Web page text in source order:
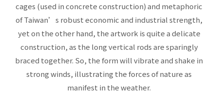
cages (used in concrete construction) and metaphoric
of Taiwan’s robust economic and industrial strength,
yet on the other hand, the artwork is quite a delicate
construction, as the long vertical rods are sparingly
braced together. So, the form will vibrate and shake in
strong winds, illustrating the forces of nature as
manifest in the weather.